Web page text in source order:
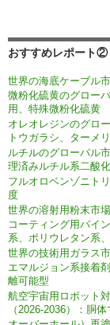
おすすめレポート②
世界の海底ケーブル
微粉化硫黄のグロー
用、特殊微粉化硫黄
オレオレジンのグロ
トウガラシ、ターメ
ルチルのグローバル
理済みルチル系二酸
フルオロベンゾニト
度
世界の溶射用粉末市
コーティング用バイ
系、ポリウレタン系
世界の技術用ガラス
エマルジョン系接着
離可能型
航空宇宙用ロボット
（2026-2036）：胴